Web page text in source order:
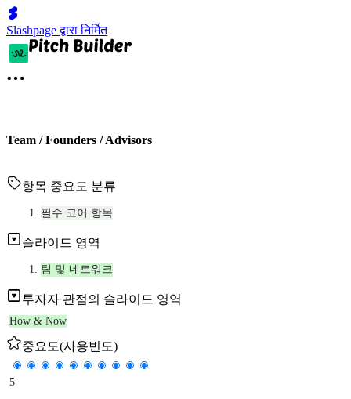
Slashpage द्वारा निर्मित
Team / Founders / Advisors
항목 중요도 분류
필수 코어 항목
슬라이드 영역
팀 및 네트워크
투자자 관점의 슬라이드 영역
How & Now
중요도(사용빈도)
5